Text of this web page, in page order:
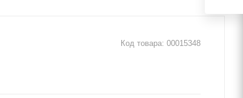
Код товара: 00015348